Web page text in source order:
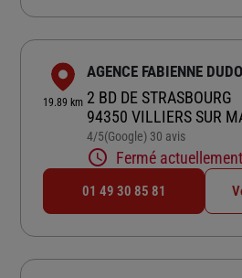
19.89 km
AGENCE FABIENNE
2 BD DE STRASBOURG
94350 VILLIERS SUR
4/5Note de 4 sur 5
(Google) 30 avis
Fermé actuellement
01 49 30 85 81